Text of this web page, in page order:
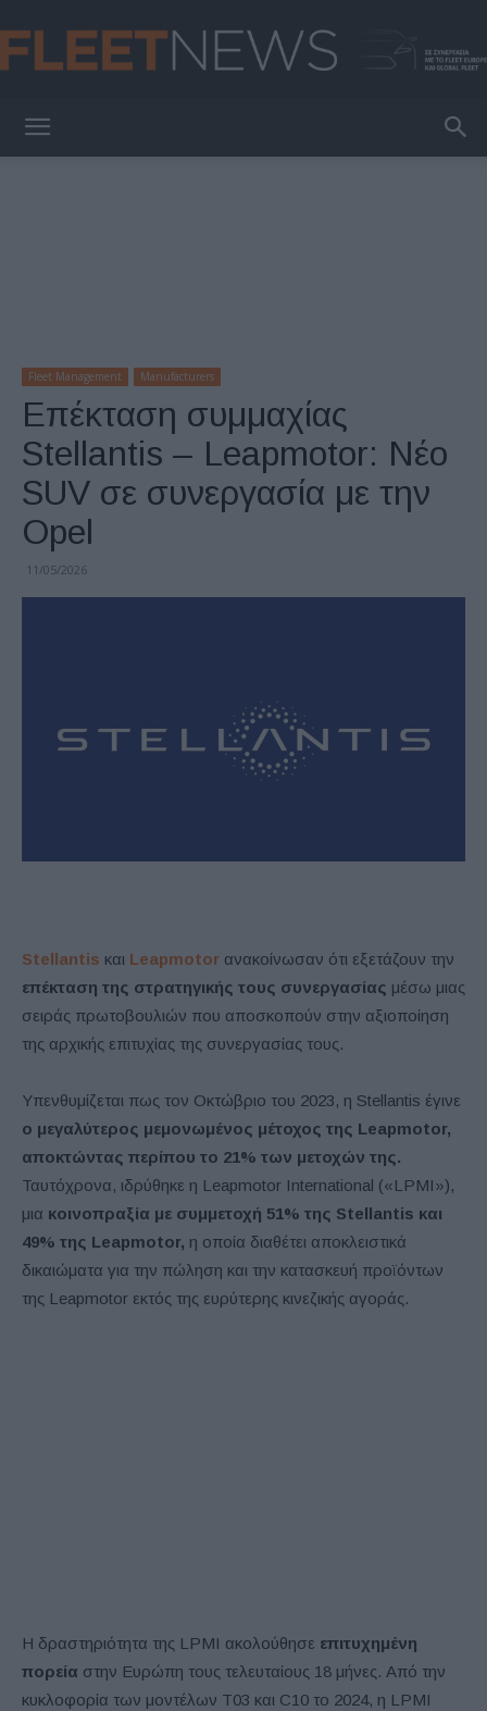
Fleet Management Manufacturers
Επέκταση συμμαχίας
Stellantis – Leapmotor: Νέο
SUV σε συνεργασία με την
Opel
11/05/2026
Stellantis και Leapmotor ανακοίνωσαν ότι εξετάζουν την
επέκταση της στρατηγικής τους συνεργασίας μέσω μιας
σειράς πρωτοβουλιών που αποσκοπούν στην αξιοποίηση
της αρχικής επιτυχίας της συνεργασίας τους.
Υπενθυμίζεται πως τον Οκτώβριο του 2023, η Stellantis έγινε
ο μεγαλύτερος μεμονωμένος μέτοχος της Leapmotor,
αποκτώντας περίπου το 21% των μετοχών της.
Ταυτόχρονα, ιδρύθηκε η Leapmotor International («LPMI»),
μια κοινοπραξία με συμμετοχή 51% της Stellantis και
49% της Leapmotor, η οποία διαθέτει αποκλειστικά
δικαιώματα για την πώληση και την κατασκευή προϊόντων
της Leapmotor εκτός της ευρύτερης κινεζικής αγοράς.
Η δραστηριότητα της LPMI ακολούθησε επιτυχημένη
πορεία στην Ευρώπη τους τελευταίους 18 μήνες. Από την
κυκλοφορία των μοντέλων T03 και C10 το 2024, η LPMI